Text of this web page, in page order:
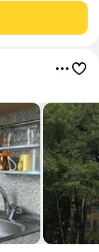
ждать лифт,